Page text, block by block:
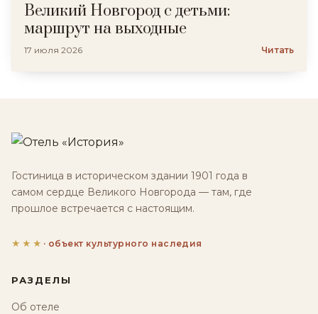
Великий Новгород с детьми:
маршрут на выходные
17 июля 2026 Читать
Гостиница в историческом здании 1901 года в
самом сердце Великого Новгорода — там, где
прошлое встречается с настоящим.
★★★ · объект культурного наследия
РАЗДЕЛЫ
Об отеле